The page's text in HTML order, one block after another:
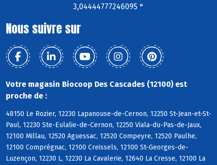
3,04444777246095 °
Nous suivre sur
Votre magasin Biocoop Des Cascades (12100) est
proche de :
48150 Le Rozier, 12230 Lapanouse-de-Cernon, 12250 St-Jean-et-St-
Paul, 12230 Ste-Eulalie-de-Cernon, 12250 Viala-du-Pas-de-Jaux,
12100 Millau, 12520 Aguessac, 12520 Compeyre, 12520 Paulhe,
12100 Comprégnac, 12100 Creissels, 12100 St-Georges-de-
Luzençon, 12230 L, 12230 La Cavalerie, 12640 La Cresse, 12100 La